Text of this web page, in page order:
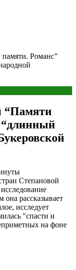
Романс”
“Памяти
Степановой
она рассказывает
исследует
"спасти и
на фоне